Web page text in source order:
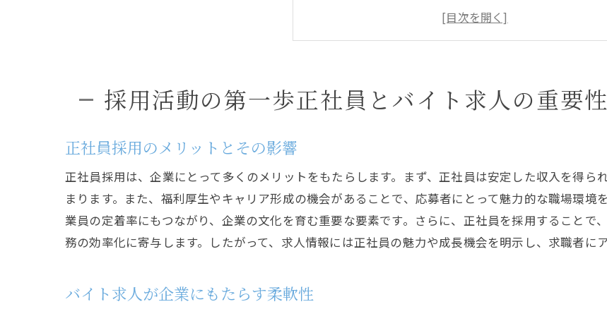
採用活動の効果を最大化するための基本戦略
正社員とバイトの求人バランスを考える
人材不足時代の採用活動の新しい潮流
魅力的な求人情報を作成するための採用活動の秘訣
正社員とバイトへの的確な情報提供法
求人情報におけるビジュアルの活用術
応募者心理を理解した求人情報作成テクニッ
採用活動の第一歩正社員とバイト求人の重要
正社員採用のメリットとその影響
正社員採用は、企業にとって多くのメリットをもたらします。まず、正社員は安定した収入を得ら
まります。また、福利厚生やキャリア形成の機会があることで、応募者にとって魅力的な職場環境
業員の定着率にもつながり、企業の文化を育む重要な要素です。さらに、正社員を採用することで
務の効率化に寄与します。したがって、求人情報には正社員の魅力や成長機会を明示し、求職者に
バイト求人が企業にもたらす柔軟性